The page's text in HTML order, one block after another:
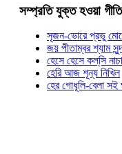
সম্প্রতি যুক্ত হওয়া গীতি
সৃজন-ভোরে প্রভু
জয় পীতাম্বর শ্যাম
হেসে হেসে কল্‌সি
হেরি আজ শূন্য নিখিল
হের গোধূলি-বেলা সই